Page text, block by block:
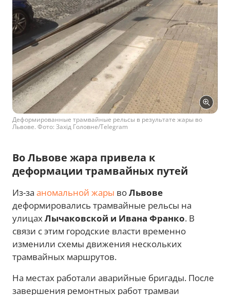
Деформированные трамвайные рельсы в результате жары во
Львове. Фото: Захід Головне/Telegram
Во Львове жара привела к
деформации трамвайных путей
Из-за аномальной жары воЛьвове
деформировались трамвайные рельсы на
улицахЛычаковской и Ивана Франко. В
связи с этим городские власти временно
изменили схемы движения нескольких
трамвайных маршрутов.
На местах работали аварийные бригады. После
завершения ремонтных работ трамваи